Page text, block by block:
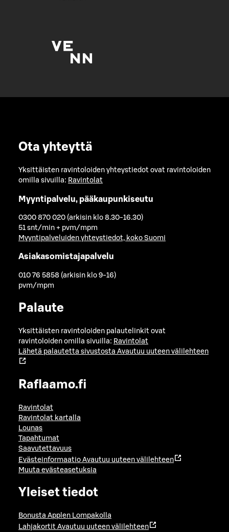
Ota yhteyttä
Yksittäisten ravintoloiden yhteystiedot ovat ravintoloiden
omilla sivuilla: Ravintolat
Myyntipalvelu, pääkaupunkiseutu
0300 870 020 (arkisin klo 8.30-16.30)
51 snt/min + pvm/mpm
Myyntipalveluiden yhteystiedot, koko Suomi
Asiakasomistajapalvelu
010 76 5858 (arkisin klo 9-16)
pvm/mpm
Palaute
Yksittäisten ravintoloiden palautelinkit ovat
ravintoloiden omilla sivuilla: Ravintolat
Lähetä palautetta sivustosta Avautuu uuteen välilehteen
Raflaamo.fi
Ravintolat
Ravintolat kartalla
Lounas
Tapahtumat
Saavutettavuus
Evästeinformaatio Avautuu uuteen välilehteen
Muuta evästeasetuksia
Yleiset tiedot
Bonusta Applen Lompakolla
Lahjakortit Avautuu uuteen välilehteen